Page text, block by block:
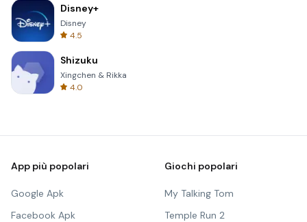
Disney+
Disney
4.5
Shizuku
Xingchen & Rikka
4.0
App più popolari
Google Apk
Facebook Apk
Giochi popolari
My Talking Tom
Temple Run 2